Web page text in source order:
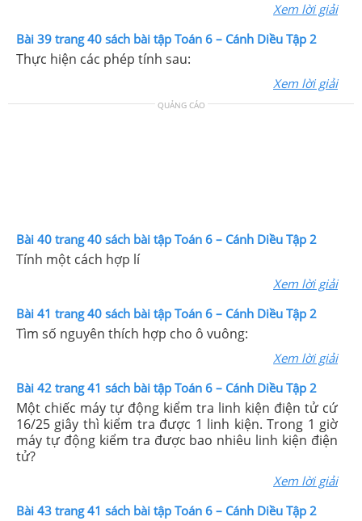
Xem lời giải
Bài 39 trang 40 sách bài tập Toán 6 – Cánh Diều Tập 2
Thực hiện các phép tính sau:
Xem lời giải
QUẢNG CÁO
Bài 40 trang 40 sách bài tập Toán 6 – Cánh Diều Tập 2
Tính một cách hợp lí
Xem lời giải
Bài 41 trang 40 sách bài tập Toán 6 – Cánh Diều Tập 2
Tìm số nguyên thích hợp cho ô vuông:
Xem lời giải
Bài 42 trang 41 sách bài tập Toán 6 – Cánh Diều Tập 2
Một chiếc máy tự động kiểm tra linh kiện điện tử cứ
16/25 giây thì kiểm tra được 1 linh kiện. Trong 1 giờ
máy tự động kiểm tra được bao nhiêu linh kiện điện
tử?
Xem lời giải
Bài 43 trang 41 sách bài tập Toán 6 – Cánh Diều Tập 2